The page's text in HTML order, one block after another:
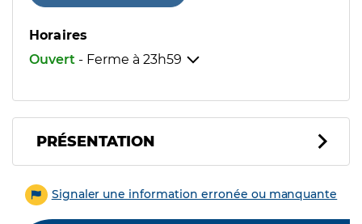
Horaires
Ouvert - Ferme à 23h59
PRÉSENTATION
Signaler une information erronée ou manquante